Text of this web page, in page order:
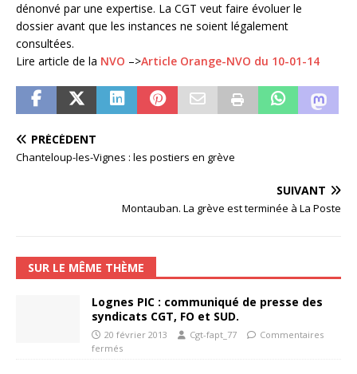
dénonvé par une expertise. La CGT veut faire évoluer le
dossier avant que les instances ne soient légalement
consultées.
Lire article de la NVO –>Article Orange-NVO du 10-01-14
PRÉCÉDENT
Chanteloup-les-Vignes : les postiers en grève
SUIVANT
Montauban. La grève est terminée à La Poste
SUR LE MÊME THÈME
Lognes PIC : communiqué de presse des
syndicats CGT, FO et SUD.
20 février 2013 Cgt-fapt_77
Commentaires
fermés